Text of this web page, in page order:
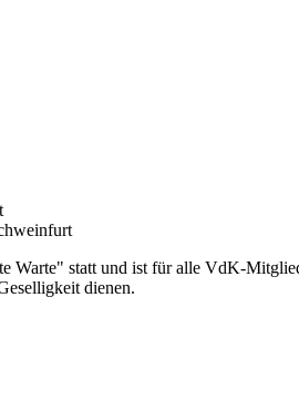
Warte" statt und ist für alle VdK-
dienen.